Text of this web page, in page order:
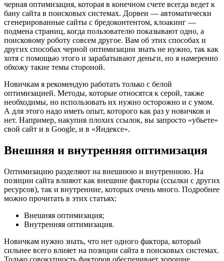
черная оптимизация, которая в конечном счете всегда ведет к
бану сайта в поисковых системах. Дорвеи — автоматически
сгенерированные сайты с бредоконтентом, клоакинг —
подмена страниц, когда пользователю показывают одно, а
поисковому роботу совсем другое. Вам об этих способах и
других способах черной оптимизации знать не нужно, так как
хотя с помощью этого и зарабатывают деньги, но я намеренно
обхожу такие темы стороной.
Новичкам я рекомендую работать только с белой
оптимизацией. Методы, которые относятся к серой, также
необходимы, но использовать их нужно осторожно и с умом.
А для этого надо иметь опыт, которого как раз у новичков и
нет. Например, накупив плохих ссылок, вы запросто «убьете»
свой сайт и в Google, и в «Яндексе».
Внешняя и внутренняя оптимизация
Оптимизацию разделяют на внешнюю и внутреннюю. На
позиции сайта влияют как внешние факторы (ссылки с других
ресурсов), так и внутренние, которых очень много. Подробнее
можно прочитать в этих статьях:
Внешняя оптимизация;
Внутренняя оптимизация.
Новичкам нужно знать, что нет одного фактора, который
сильнее всего влияет на позиции сайта в поисковых системах.
Только совокупность факторов обеспечивает хорошие